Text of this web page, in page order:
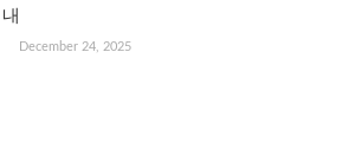
내
December 24, 2025